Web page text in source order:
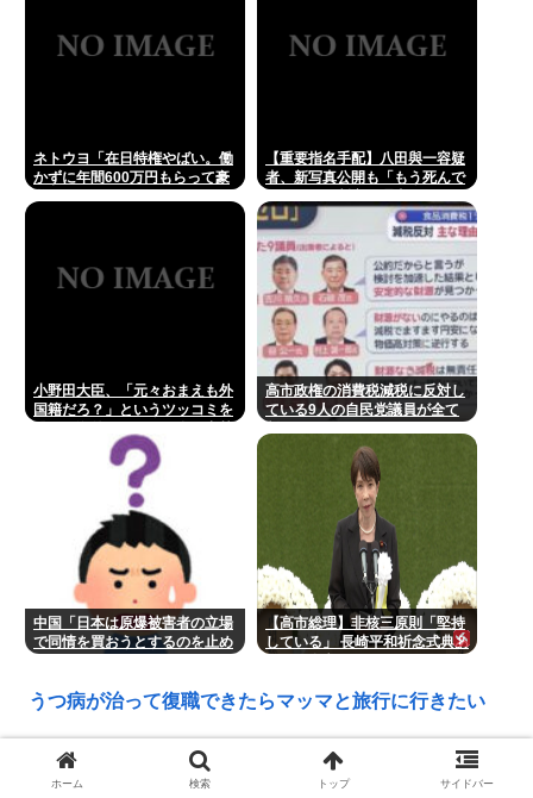
ネトウヨ「在日特権やばい。働
かずに年間600万円もらって豪
【重要指名手配】八田與一容疑
者、新写真公開も「もう死んで
小野田大臣、「元々おまえも外
国籍だろ？」というツッコミを
高市政権の消費税減税に反対し
ている9人の自民党議員が全て
中国「日本は原爆被害者の立場
で同情を買おうとするのを止め
【高市総理】非核三原則「堅持
している」 長崎平和祈念式典あ
うつ病が治って復職できたらマッマと旅行に行きたい
レスバトル星人「この惑星で一番レスバが強い奴を出
せ。そいつが負けたら滅ぼす」 誰を出す？
ホーム 検索 トップ サイドバー